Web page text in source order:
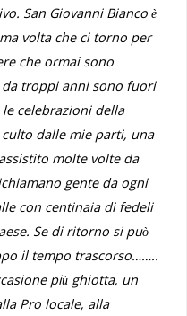
San Giovanni Bianco è
volta che ci torno per
che ormai sono
troppi anni sono fuori
celebrazioni della
culto dalle mie parti, una
molte volte da
gente da ogni
con centinaia di fedeli
Se di ritorno si può
il tempo trascorso……..
più ghiotta, un
Pro locale, alla